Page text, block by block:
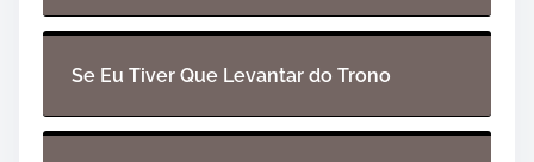
Se Eu Tiver Que Levantar do Trono